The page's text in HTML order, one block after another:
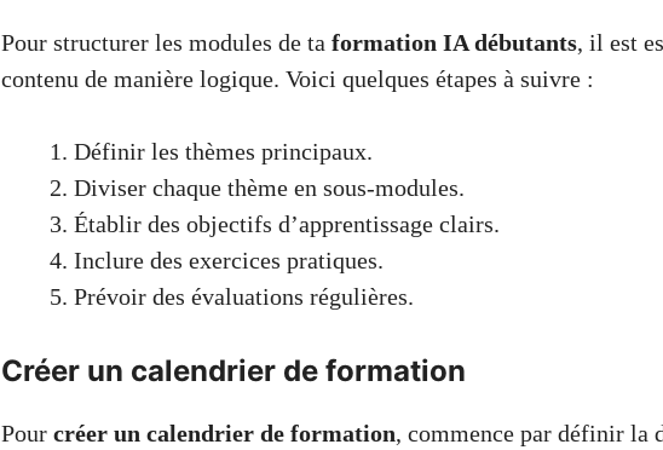
Pour structurer les modules de ta formation IA débutants, il est
contenu de manière logique. Voici quelques étapes à suivre :
Définir les thèmes principaux.
Diviser chaque thème en sous-modules.
Établir des objectifs d’apprentissage clairs.
Inclure des exercices pratiques.
Prévoir des évaluations régulières.
Créer un calendrier de formation
Pour créer un calendrier de formation, commence par définir la